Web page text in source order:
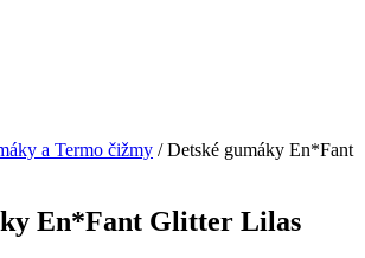
a Termo čižmy / Detské gumáky En*Fant
En*Fant Glitter Lilas